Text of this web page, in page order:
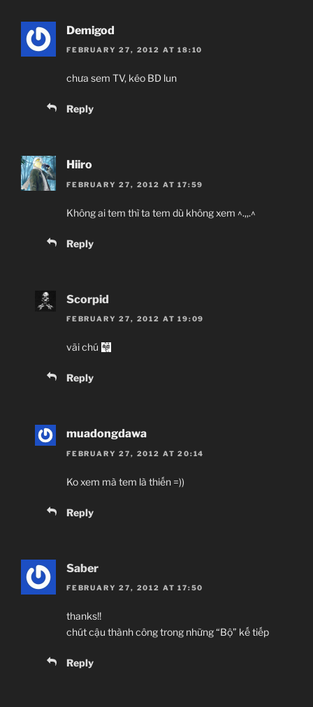
Demigod
FEBRUARY 27, 2012 AT 18:10
chưa sem TV, kéo BD lun
Reply
Hiiro
FEBRUARY 27, 2012 AT 17:59
Không ai tem thì ta tem dù không xem ^.,,.^
Reply
Scorpid
FEBRUARY 27, 2012 AT 19:09
vãi chú
Reply
muadongdawa
FEBRUARY 27, 2012 AT 20:14
Ko xem mà tem là thiến =))
Reply
Saber
FEBRUARY 27, 2012 AT 17:50
thanks!!
chút cậu thành công trong những “Bộ” kế tiếp
Reply